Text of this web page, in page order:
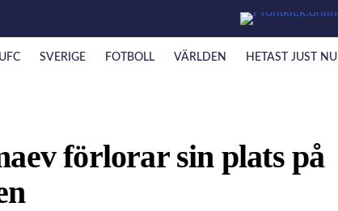
UFC SVERIGE FOTBOLL VÄRLDEN HETAST JUST NU
förlorar sin plats på